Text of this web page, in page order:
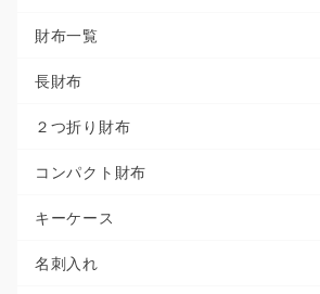
財布一覧
長財布
２つ折り財布
コンパクト財布
キーケース
名刺入れ